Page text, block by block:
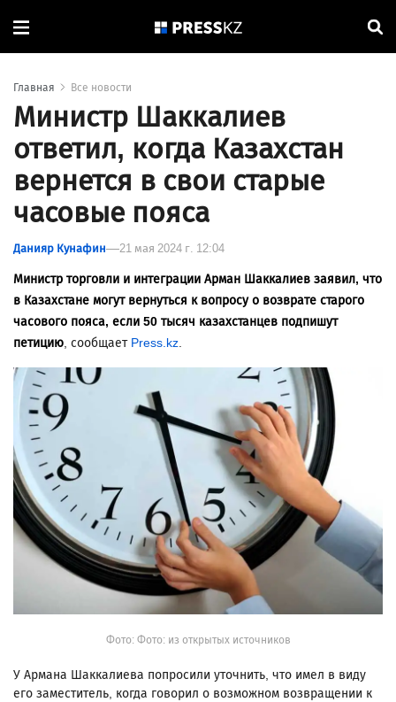
Главная Все новости
Министр Шаккалиев
ответил, когда Казахстан
вернется в свои старые
часовые пояса
Данияр Кунафин 21 мая 2024 г. 12:04
Министр торговли и интеграции Арман Шаккалиев заявил, что
в Казахстане могут вернуться к вопросу о возврате старого
часового пояса, если 50 тысяч казахстанцев подпишут
петицию, сообщает Press.kz.
Фото: Фото: из открытых источников
У Армана Шаккалиева попросили уточнить, что имел в виду
его заместитель, когда говорил о возможном возвращении к